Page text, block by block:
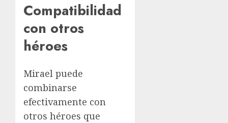
Compatibilidad
con otros
héroes
Mirael puede
combinarse
efectivamente con
otros héroes que